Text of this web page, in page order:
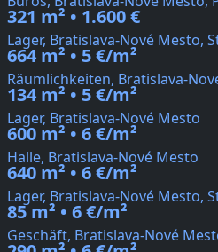
321 m² • 1.600 €
Lager, Bratislava-Nové Mesto,
664 m² • 5 €/m²
Räumlichkeiten, Bratislava-
134 m² • 5 €/m²
Lager, Bratislava-Nové Mesto
600 m² • 6 €/m²
Halle, Bratislava-Nové Mesto
640 m² • 6 €/m²
Lager, Bratislava-Nové Mesto,
85 m² • 6 €/m²
Geschäft, Bratislava-Nové